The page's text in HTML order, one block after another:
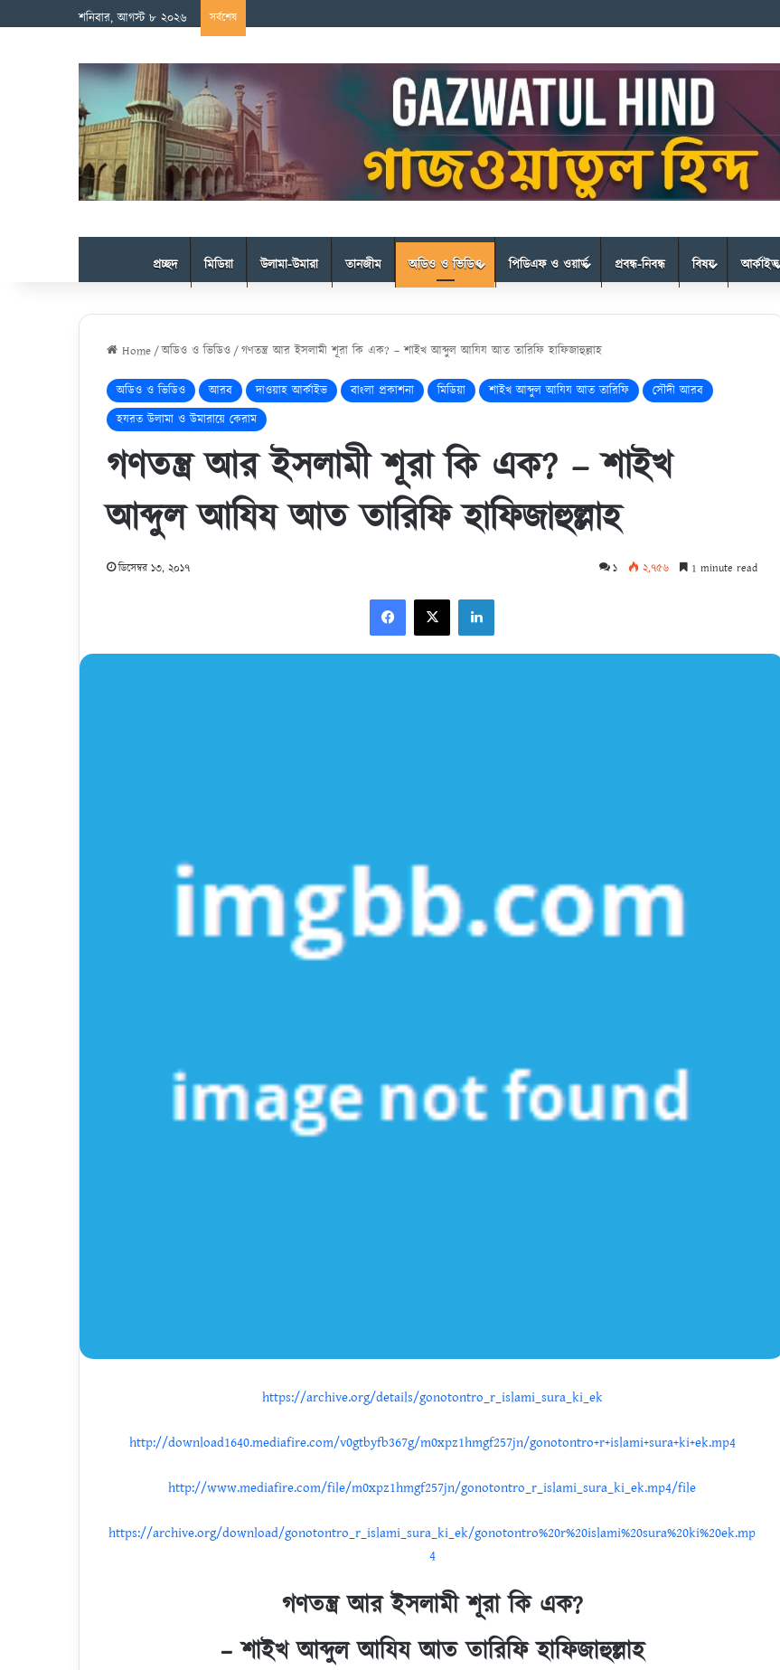
শনিবার, আগস্ট ৮ ২০২৬ সর্বশেষ
প্রচ্ছদ মিডিয়া উলামা-উমারা তানজীম অডিও ও ভিডিও পিডিএফ ও ওয়ার্ড প্রবন্ধ-নিবন্ধ বিষয় আর্কাইভ
Home /অডিও ও ভিডিও /গণতন্ত্র আর ইসলামী শূরা কি এক? – শাইখ আব্দুল আযিয আত তারিফি হাফিজাহুল্লাহ
অডিও ও ভিডিও আরব দাওয়াহ আর্কাইভ বাংলা প্রকাশনা মিডিয়া শাইখ আব্দুল আযিয আত তারিফি
সৌদী আরব
হযরত উলামা ও উমারায়ে কেরাম
গণতন্ত্র আর ইসলামী শূরা কি এক? – শাইখ
আব্দুল আযিয আত তারিফি হাফিজাহুল্লাহ
ডিসেম্বর ১৩, ২০১৭ ১ ২,৭৫৬ 1 minute read
https://archive.org/details/gonotontro_r_islami_sura_ki_ek
http://download1640.mediafire.com/v0gtbyfb367g/m0xpz1hmgf257jn/gonotontro+r+islami+sura+ki+ek.mp4
http://www.mediafire.com/file/m0xpz1hmgf257jn/gonotontro_r_islami_sura_ki_ek.mp4/file
https://archive.org/download/gonotontro_r_islami_sura_ki_ek/gonotontro%20r%20islami%20sura%20ki%20ek.mp
4
গণতন্ত্র আর ইসলামী শূরা কি এক?
– শাইখ আব্দুল আযিয আত তারিফি হাফিজাহুল্লাহ